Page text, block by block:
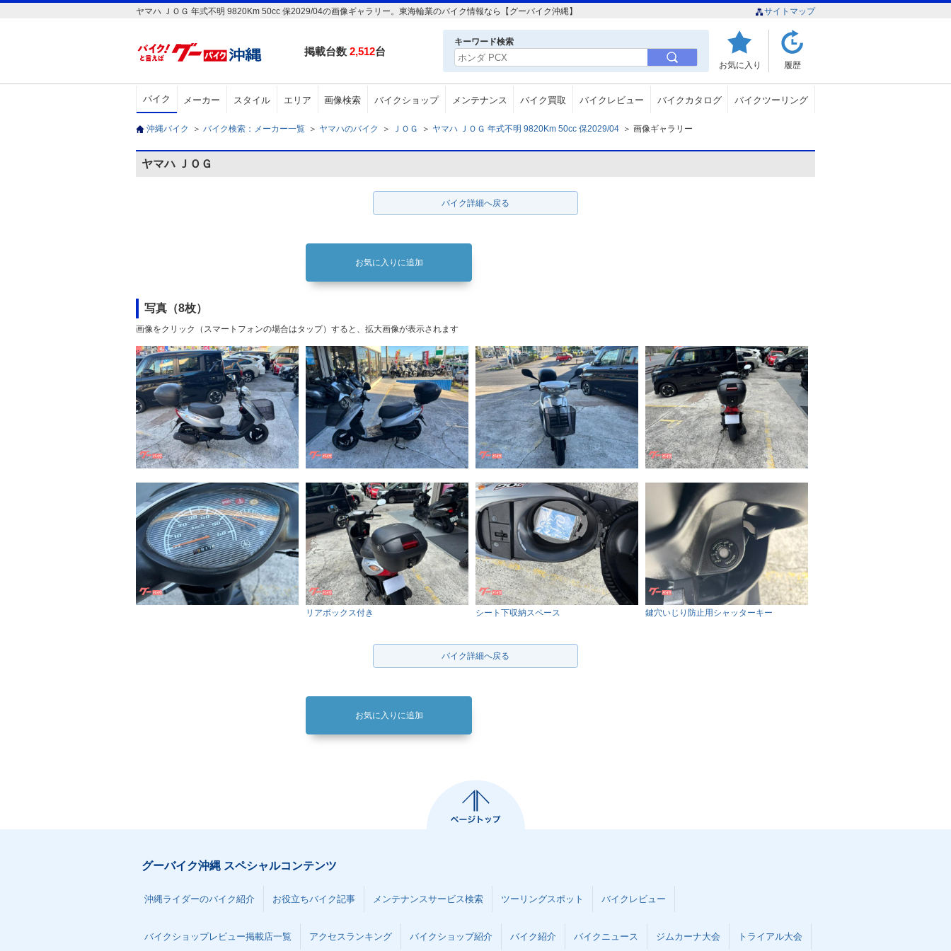
ヤマハ ＪＯＧ 年式不明 9820Km 50cc 保2029/04の画像ギャラリー。東海輪業のバイク情報なら【グーバイク沖縄】 サイトマップ
掲載台数 2,512台
キーワード検索
お気に入り 履歴
バイク メーカー スタイル エリア 画像検索 バイクショップ メンテナンス バイク買取 バイクレビュー バイクカタログ バイクツーリング
沖縄バイク ＞ バイク検索：メーカー一覧 ＞ ヤマハのバイク ＞ ＪＯＧ ＞ ヤマハ ＪＯＧ 年式不明 9820Km 50cc 保2029/04 ＞ 画像ギャラリー
ヤマハ ＪＯＧ
バイク詳細へ戻る
お気に入りに追加
写真（8枚）
画像をクリック（スマートフォンの場合はタップ）すると、拡大画像が表示されます
リアボックス付き シート下収納スペース 鍵穴いじり防止用シャッターキー
バイク詳細へ戻る
お気に入りに追加
グーバイク沖縄 スペシャルコンテンツ
沖縄ライダーのバイク紹介 お役立ちバイク記事 メンテナンスサービス検索 ツーリングスポット バイクレビュー
バイクショップレビュー掲載店一覧 アクセスランキング バイクショップ紹介 バイク紹介 バイクニュース ジムカーナ大会 トライアル大会